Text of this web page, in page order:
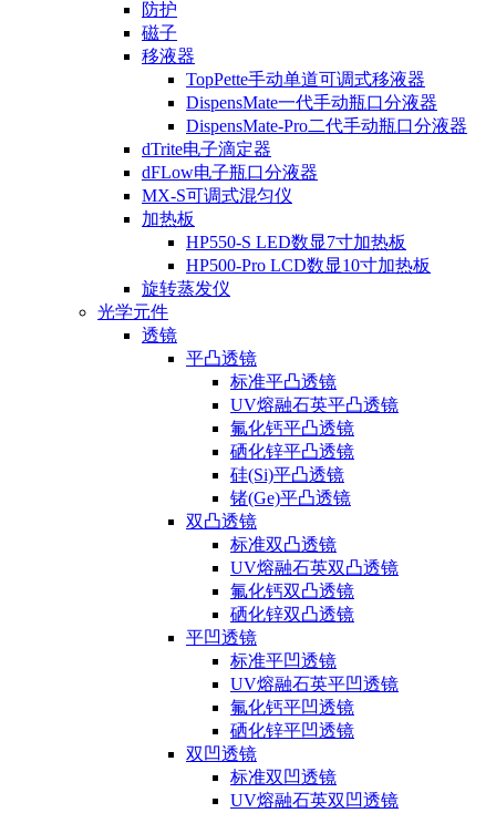
防护
磁子
移液器
TopPette手动单道可调式移液器
DispensMate一代手动瓶口分液器
DispensMate-Pro二代手动瓶口分液器
dTrite电子滴定器
dFLow电子瓶口分液器
MX-S可调式混匀仪
加热板
HP550-S LED数显7寸加热板
HP500-Pro LCD数显10寸加热板
旋转蒸发仪
光学元件
透镜
平凸透镜
标准平凸透镜
UV熔融石英平凸透镜
氟化钙平凸透镜
硒化锌平凸透镜
硅(Si)平凸透镜
锗(Ge)平凸透镜
双凸透镜
标准双凸透镜
UV熔融石英双凸透镜
氟化钙双凸透镜
硒化锌双凸透镜
平凹透镜
标准平凹透镜
UV熔融石英平凹透镜
氟化钙平凹透镜
硒化锌平凹透镜
双凹透镜
标准双凹透镜
UV熔融石英双凹透镜